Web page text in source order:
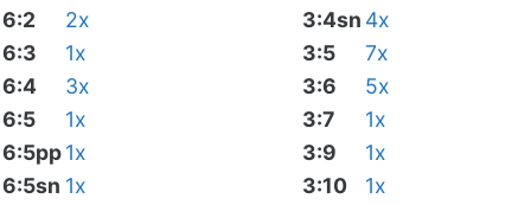
6:2
2x
6:3
1x
6:4
3x
6:5
1x
6:5pp1x
6:5sn 1x
3:4sn 4x
3:5
7x
3:6
5x
3:7
1x
3:9
1x
3:10
1x